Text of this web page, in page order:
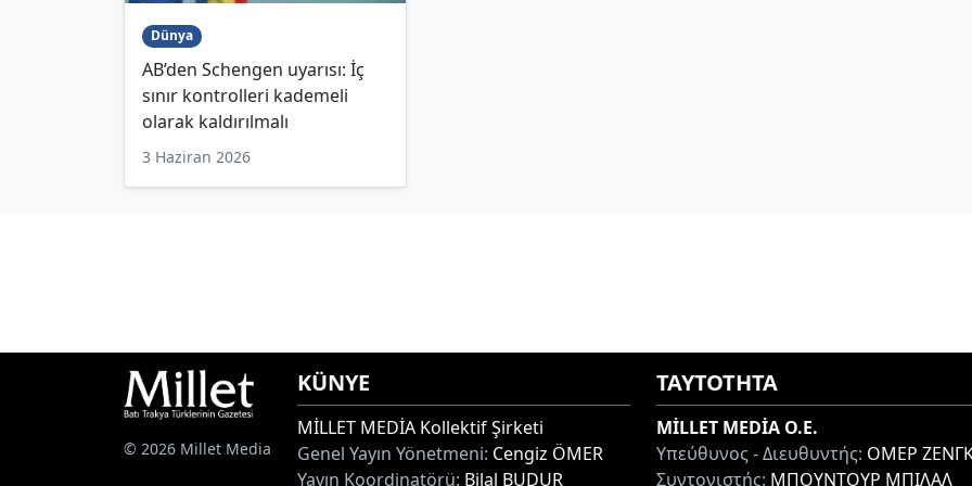
Dünya
AB’den Schengen uyarısı: İç
sınır kontrolleri kademeli
olarak kaldırılmalı
3 Haziran 2026
© 2026 Millet Media
KÜNYE
MİLLET MEDİA Kollektif Şirketi
Genel Yayın Yönetmeni: Cengiz ÖMER
Yayın Koordinatörü: Bilal BUDUR
ΤΑΥΤΟΤΗΤΑ
MİLLET MEDİA O.E.
Υπεύθυνος - Διευθυντής: ΟΜΕΡ
Συντονιστής: ΜΠΟΥΝΤΟΥΡ ΜΠΙΛΑΛ